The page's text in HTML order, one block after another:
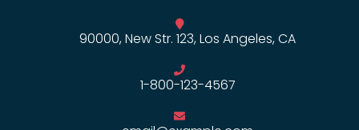
90000, New Str. 123, Los Angeles, CA
1-800-123-4567